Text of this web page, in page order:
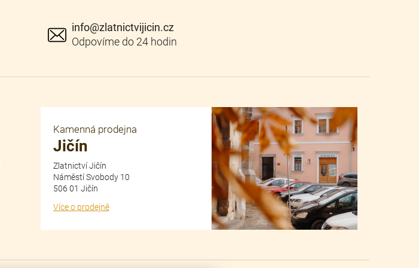
info@zlatnictvijicin.cz
Kamenná prodejna
Jičín
Zlatnictví Jičín
Náměstí Svobody 10
506 01 Jičín
Více o prodejně